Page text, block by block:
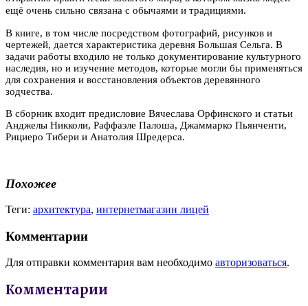
ещё очень сильно связана с обычаями и традициями.
В книге, в том числе посредством фотографий, рисунков и
чертежей, дается характеристика деревня Большая Сельга. В
задачи работы входило не только документирование культурного
наследия, но и изучение методов, которые могли бы применяться
для сохранения и восстановления объектов деревянного
зодчества.
В сборник входит предисловие Вячеслава Орфинского и статьи
Анджелы Никколи, Раффаэле Палоша, Джаммарко Пьянченти,
Рициеро Тибери и Анатолия Шредерса.
Похожее
Теги: архитектура, интернетмагазин лицей
Комментарии
Для отправки комментария вам необходимо авторизоваться.
Комментарии